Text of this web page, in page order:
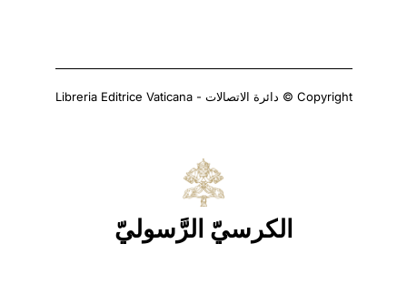
Copyright © دائرة الاتصالات - Libreria Editrice Vaticana
الكرسيّ الرَّسوليّ